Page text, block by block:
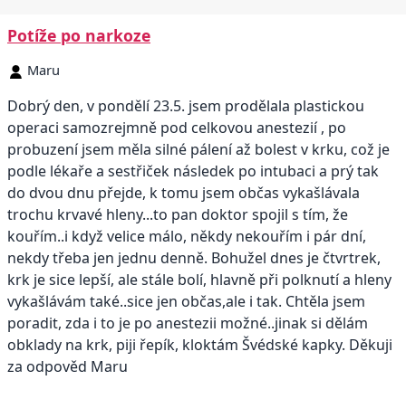
Potíže po narkoze
Maru
Dobrý den, v pondělí 23.5. jsem prodělala plastickou
operaci samozrejmně pod celkovou anestezií , po
probuzení jsem měla silné pálení až bolest v krku, což je
podle lékaře a sestřiček následek po intubaci a prý tak
do dvou dnu přejde, k tomu jsem občas vykašlávala
trochu krvavé hleny...to pan doktor spojil s tím, že
kouřím..i když velice málo, někdy nekouřím i pár dní,
nekdy třeba jen jednu denně. Bohužel dnes je čtvrtrek,
krk je sice lepší, ale stále bolí, hlavně při polknutí a hleny
vykašlávám také..sice jen občas,ale i tak. Chtěla jsem
poradit, zda i to je po anestezii možné..jinak si dělám
obklady na krk, piji řepík, kloktám Švédské kapky. Děkuji
za odpověd Maru